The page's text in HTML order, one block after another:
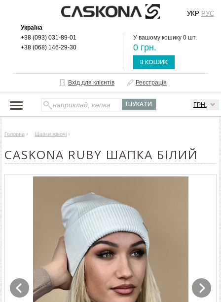
Україна
+38 (093) 031-89-01
+38 (068) 146-29-30
У вашому кошику 0 шт.
0 грн.
В КОШИК
Вхід для клієнтів Реєстрація
ГРН.
УКР РУС
ПРО БРЕНД
ДОСТАВКА І ОПЛАТА
Головна › Шапки жіночі ›
CASKONA RUBY ШАПКА БІЛИЙ